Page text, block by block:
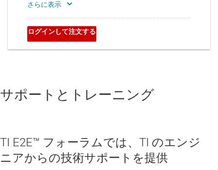
サポートとトレーニング
TI E2E™ フォーラムでは、TI のエンジ
ニアからの技術サポートを提供